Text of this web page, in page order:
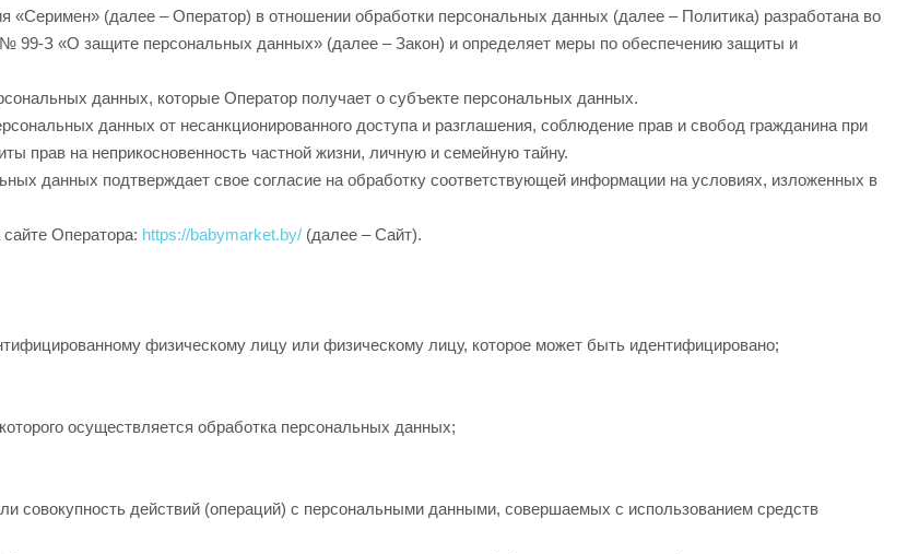
«Серимен» (далее – Оператор) в отношении обработки персональных данных (далее – Политика) разработана во
99-З «О защите персональных данных» (далее – Закон) и определяет меры по обеспечению защиты и
данных, которые Оператор получает о субъекте персональных данных.
данных от несанкционированного доступа и разглашения, соблюдение прав и свобод гражданина при
прав на неприкосновенность частной жизни, личную и семейную тайну.
данных подтверждает свое согласие на обработку соответствующей информации на условиях, изложенных в
Оператора: https://babymarket.by/ (далее – Сайт).
физическому лицу или физическому лицу, которое может быть идентифицировано;
осуществляется обработка персональных данных;
совокупность действий (операций) с персональными данными, совершаемых с использованием средств